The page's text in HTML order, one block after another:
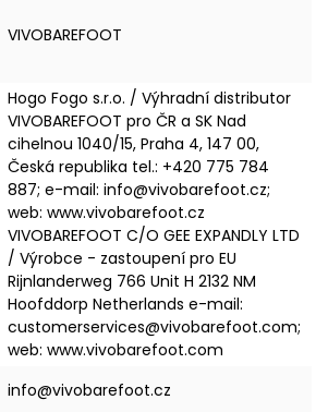
VIVOBAREFOOT
Hogo Fogo s.r.o. / Výhradní distributor
VIVOBAREFOOT pro ČR a SK Nad
cihelnou 1040/15, Praha 4, 147 00,
Česká republika tel.: +420 775 784
887; e-mail: info@vivobarefoot.cz;
web: www.vivobarefoot.cz
VIVOBAREFOOT C/O GEE EXPANDLY LTD
/ Výrobce - zastoupení pro EU
Rijnlanderweg 766 Unit H 2132 NM
Hoofddorp Netherlands e-mail:
customerservices@vivobarefoot.com;
web: www.vivobarefoot.com
info@vivobarefoot.cz